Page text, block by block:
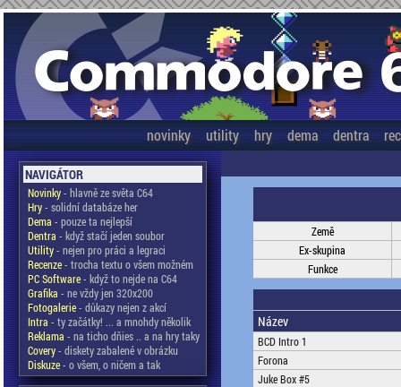
novinky utility hry dema dentra
NAVIGÁTOR
Novinky- hlavně ze světa C64
Hry- solidní databáze her
Dema - pouze ta nejlepší
Dentra - když stačí jeden soubor
Utility- nejen pro práci a legraci
Recenze- trocha textu o všem možném
PC Software- když to nejde na C64
Grafika - ne vždy jen 320x200
Fotogalerie- důkazy nejen z akcí
Intra - ty začátky! ... a mnohdy několik
Reklama - na ticho dňies .. a na hry taky
Covery- diskety zabalené v obrázku
Diskuze- o všem, o ničem a tak
Země
Ex-skupina
Funkce
Název
BCD Intro 1
Forona
Juke Box #5